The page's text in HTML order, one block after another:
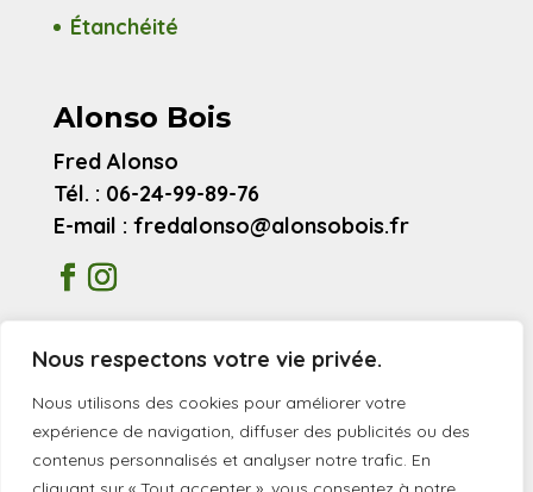
Nous respectons votre vie privée.
Nous utilisons des cookies pour améliorer votre
expérience de navigation, diffuser des publicités ou des
contenus personnalisés et analyser notre trafic. En
Étanchéité
Alonso Bois
Fred Alonso
Tél. : 06-24-99-89-76
E-mail : fredalonso@alonsobois.fr
Mentions légales
Avis clients
© 2026 Alonso Bois